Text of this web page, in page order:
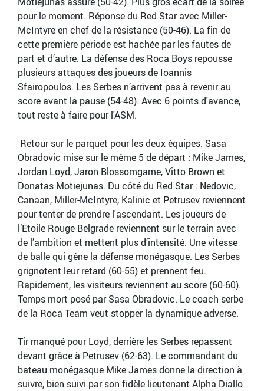
pour le moment. Réponse du Red Star avec Miller-
McIntyre en chef de la résistance (50-46). La fin de
cette première période est hachée par les fautes de
part et d’autre. La défense des Roca Boys repousse
plusieurs attaques des joueurs de Ioannis
Sfairopoulos. Les Serbes n’arrivent pas à revenir au
score avant la pause (54-48). Avec 6 points d'avance,
tout reste à faire pour l'ASM.
Retour sur le parquet pour les deux équipes. Sasa
Obradovic mise sur le même 5 de départ : Mike James,
Jordan Loyd, Jaron Blossomgame, Vitto Brown et
Donatas Motiejunas. Du côté du Red Star : Nedovic,
Canaan, Miller-McIntyre, Kalinic et Petrusev reviennent
pour tenter de prendre l'ascendant. Les joueurs de
l’Etoile Rouge Belgrade reviennent sur le terrain avec
de l’ambition et mettent plus d’intensité. Une vitesse
de balle qui gêne la défense monégasque. Les Serbes
grignotent leur retard (60-55) et prennent feu.
Rapidement, les visiteurs reviennent au score (60-60).
Temps mort posé par Sasa Obradovic. Le coach serbe
de la Roca Team veut stopper la dynamique adverse.
Tir manqué pour Loyd, derrière les Serbes repassent
devant grâce à Petrusev (62-63). Le commandant du
bateau monégasque Mike James donne la direction à
suivre, bien suivi par son fidèle lieutenant Alpha Diallo